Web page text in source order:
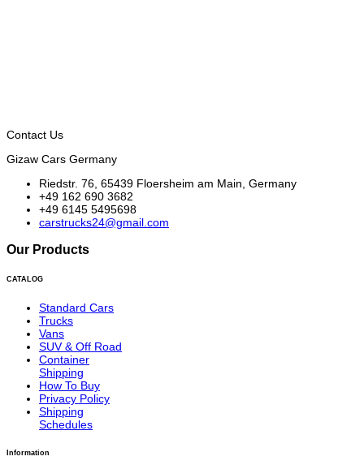
Contact Us
Gizaw Cars Germany
Riedstr. 76, 65439 Floersheim am Main, Germany
+49 162 690 3682
+49 6145 5495698
carstrucks24@gmail.com
Our Products
CATALOG
Standard Cars
Trucks
Vans
SUV & Off Road
Container
Shipping
How To Buy
Privacy Policy
Shipping
Schedules
Information